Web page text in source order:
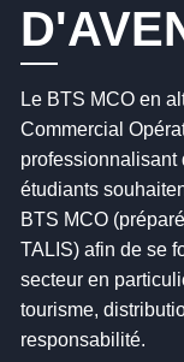
Le BTS MCO en
Commercial
professionnalisant
étudiants
BTS MCO
TALIS) afin de se
secteur en
tourisme,
responsabilité.